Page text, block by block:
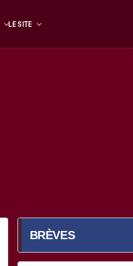
LE SITE
BRÈVES